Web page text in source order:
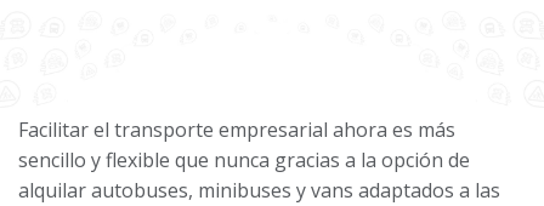
Facilitar el transporte empresarial ahora es más
sencillo y flexible que nunca gracias a la opción de
alquilar autobuses, minibuses y vans adaptados a las